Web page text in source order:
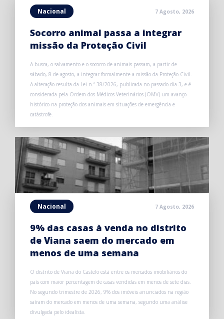
Nacional 7 Agosto, 2026
Socorro animal passa a integrar
missão da Proteção Civil
A busca, o salvamento e o socorro de animais passam, a partir de
sábado, 8 de agosto, a integrar formalmente a missão da Proteção Civil.
A alteração resulta da Lei n.º 38/2026, publicada no passado dia 3, e é
considerada pela Ordem dos Médicos Veterinários (OMV) um avanço
histórico na proteção dos animais em situações de emergência e
catástrofe.
Nacional 7 Agosto, 2026
9% das casas à venda no distrito
de Viana saem do mercado em
menos de uma semana
O distrito de Viana do Castelo está entre os mercados imobiliários do
país com maior percentagem de casas vendidas em menos de sete dias.
No segundo trimestre de 2026, 9% dos imóveis anunciados na região
saíram do mercado em menos de uma semana, segundo uma análise
divulgada pelo idealista.